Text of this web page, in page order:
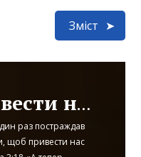
Зміст
22 Привести нас до Бога
раз постраждав
щоб привести нас